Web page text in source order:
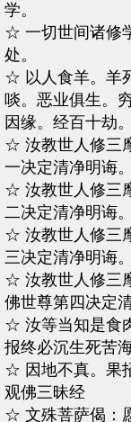
学。
☆ 一切世间诸修
处。
☆ 以人食羊。羊
啖。恶业俱生。
因缘。经百十劫
☆ 汝教世人修三
一决定清净明诲。
☆ 汝教世人修三
二决定清净明诲。
☆ 汝教世人修三
三决定清净明诲。
☆ 汝教世人修三
佛世尊第四决定
☆ 汝等当知是食
报终必沉生死苦
☆ 因地不真。果
观佛三昧经
☆ 文殊菩萨偈：